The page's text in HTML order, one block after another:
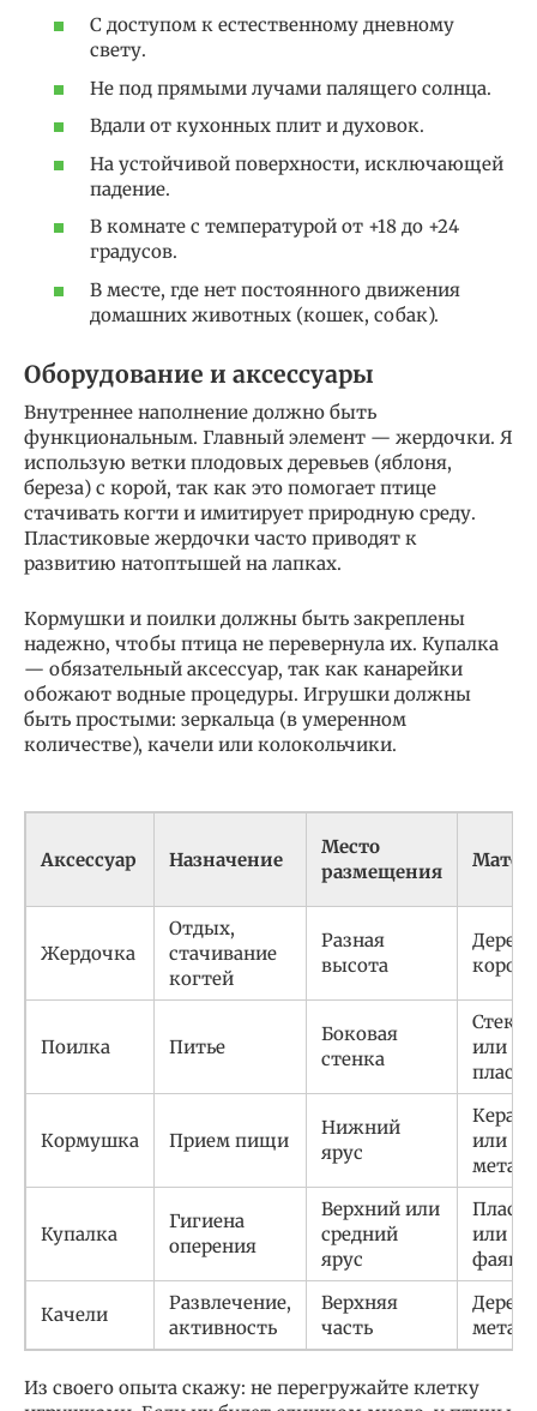
С доступом к естественному дневному
свету.
Не под прямыми лучами палящего солнца.
Вдали от кухонных плит и духовок.
На устойчивой поверхности, исключающей
падение.
В комнате с температурой от +18 до +24
градусов.
В месте, где нет постоянного движения
домашних животных (кошек, собак).
Оборудование и аксессуары
Внутреннее наполнение должно быть
функциональным. Главный элемент — жердочки. Я
использую ветки плодовых деревьев (яблоня,
береза) с корой, так как это помогает птице
стачивать когти и имитирует природную среду.
Пластиковые жердочки часто приводят к
развитию натоптышей на лапках.
Кормушки и поилки должны быть закреплены
надежно, чтобы птица не перевернула их. Купалка
— обязательный аксессуар, так как канарейки
обожают водные процедуры. Игрушки должны
быть простыми: зеркальца (в умеренном
количестве), качели или колокольчики.
Аксессуар Назначение
Место
размещения
Жердочка
Отдых,
стачивание
когтей
Разная
высота
корой
Поилка Питье
Боковая
стенка
Стекло
или
Кормушка Прием пищи
Нижний
ярус
или
металл
Купалка
Гигиена
оперения
Верхний или
средний
ярус
или
фаянс
Качели
Развлечение,
активность
Верхняя
часть
металл
Из своего опыта скажу: не перегружайте клетку